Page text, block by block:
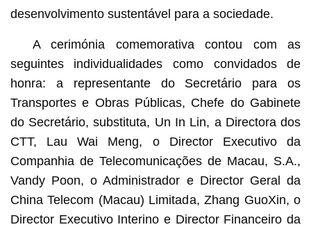
desenvolvimento sustentável para a sociedade.
A cerimónia comemorativa contou com as
seguintes individualidades como convidados de
honra: a representante do Secretário para os
Transportes e Obras Públicas, Chefe do Gabinete
do Secretário, substituta, Un In Lin, a Directora dos
CTT, Lau Wai Meng, o Director Executivo da
Companhia de Telecomunicações de Macau, S.A.,
Vandy Poon, o Administrador e Director Geral da
China Telecom (Macau) Limitada, Zhang GuoXin, o
Director Executivo Interino e Director Financeiro da